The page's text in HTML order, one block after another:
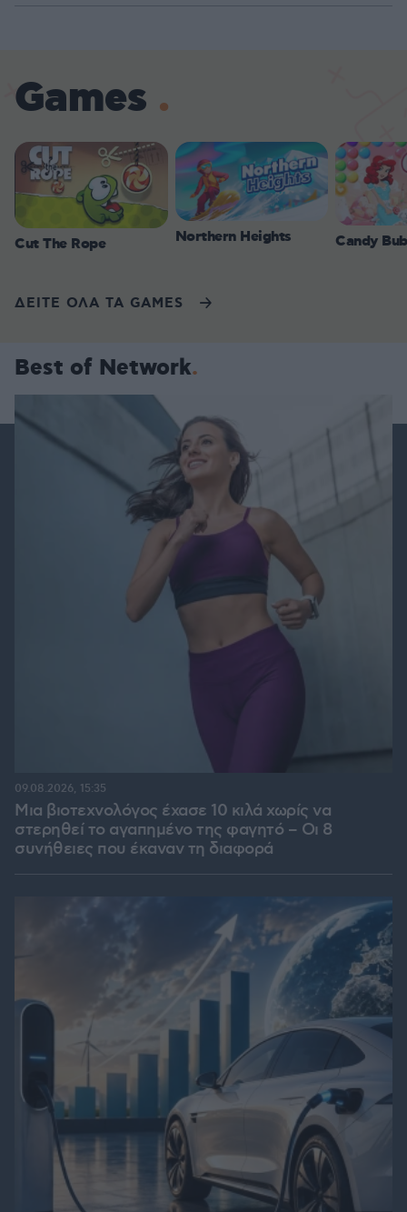
Games
Cut The Rope Northern Heights Candy
ΔΕΙΤΕ ΟΛΑ ΤΑ GAMES
Best of Network
Μια βιοτεχνολόγος έχασε 10 κιλά χωρίς να
στερηθεί το αγαπημένο της φαγητό – Οι 8
συνήθειες που έκαναν τη διαφορά
09.08.2026, 15:35